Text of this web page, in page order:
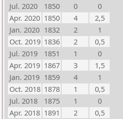
Jul. 2020
1850 0
0
Apr. 2020 1850 4
2,5
Jan. 2020 1832 2
1
Oct. 2019 1836 2
0,5
Jul. 2019
1851 1
0
Apr. 2019 1867 3
1,5
Jan. 2019 1859 4
1
Oct. 2018 1878 1
0,5
Jul. 2018
1875 1
0
Apr. 2018 1891 2
0,5